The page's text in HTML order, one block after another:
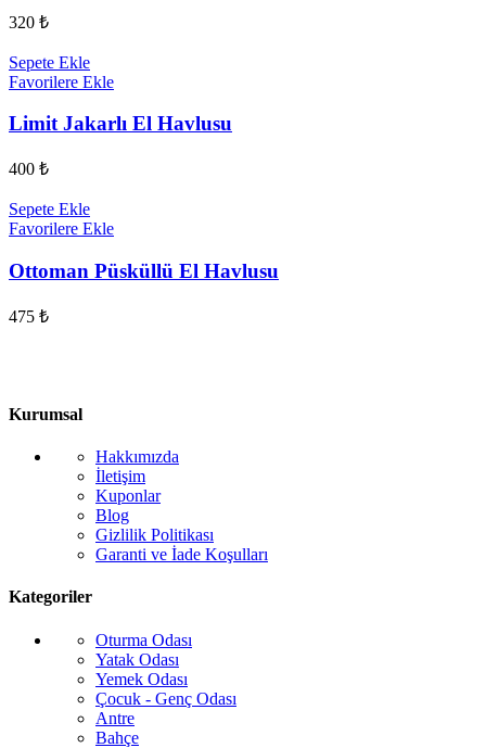
320 ₺
Sepete Ekle
Favorilere Ekle
Limit Jakarlı El Havlusu
400 ₺
Sepete Ekle
Favorilere Ekle
Ottoman Püsküllü El Havlusu
475 ₺
Kurumsal
Hakkımızda
İletişim
Kuponlar
Blog
Gizlilik Politikası
Garanti ve İade Koşulları
Kategoriler
Oturma Odası
Yatak Odası
Yemek Odası
Çocuk - Genç Odası
Antre
Bahçe